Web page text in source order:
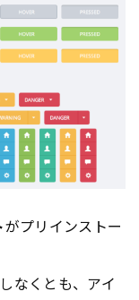
がプリインストー
なくとも、アイ